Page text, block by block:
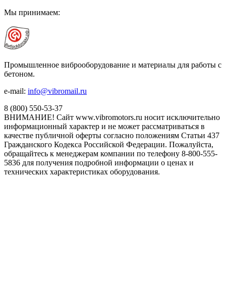
Мы принимаем:
Промышленное виброоборудование и материалы для работы с
бетоном.
e-mail: info@vibromail.ru
8 (800) 550-53-37
ВНИМАНИЕ! Сайт www.vibromotors.ru носит исключительно
информационный характер и не может рассматриваться в
качестве публичной оферты согласно положениям Статьи 437
Гражданского Кодекса Российской Федерации. Пожалуйста,
обращайтесь к менеджерам компании по телефону 8-800-555-
5836 для получения подробной информации о ценах и
технических характеристиках оборудования.